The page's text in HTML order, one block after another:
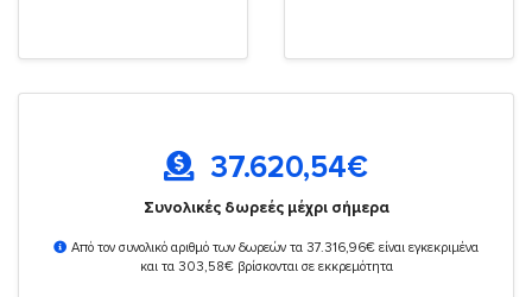
37.620,54€
Συνολικές δωρεές μέχρι σήμερα
Από τον συνολικό αριθμό των δωρεών τα 37.316,96€ είναι εγκεκριμένα
και τα 303,58€ βρίσκονται σε εκκρεμότητα